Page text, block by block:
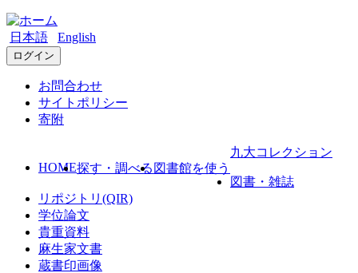
日本語 English
ログイン
お問合わせ
サイトポリシー
寄附
HOME探す・調べる 図書館を使う
九大コレクション
図書・雑誌
リポジトリ(QIR)
学位論文
貴重資料
麻生家文書
蔵書印画像